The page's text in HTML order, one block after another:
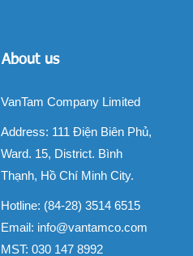
About us
VanTam Company Limited
Address: 111 Điện Biên Phủ,
Ward. 15, District. Bình
Thạnh, Hồ Chí Minh City.
Hotline: (84-28) 3514 6515
Email: info@vantamco.com
MST: 030 147 8992